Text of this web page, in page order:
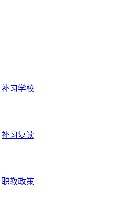
补习学校
补习复读
职教政策